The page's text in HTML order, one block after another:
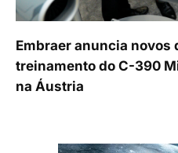
Embraer anuncia novos
treinamento do C-390
na Áustria